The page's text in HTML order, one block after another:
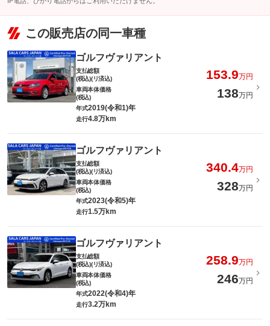
この販売店の同一車種
ゴルフヴァリアント
支払総額
(税込)(リ済込)
153.9万円
車両本体価格
(税込)
138万円
年式2019(令和1)年
走行4.8万km
ゴルフヴァリアント
支払総額
(税込)(リ済込)
340.4万円
車両本体価格
(税込)
328万円
年式2023(令和5)年
走行1.5万km
ゴルフヴァリアント
支払総額
(税込)(リ済込)
258.9万円
車両本体価格
(税込)
246万円
年式2022(令和4)年
走行3.2万km